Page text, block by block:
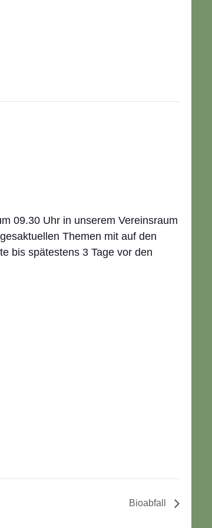
09.30 Uhr in unserem Vereinsraum
Themen mit auf den
bis spätestens 3 Tage vor den
Bioabfall